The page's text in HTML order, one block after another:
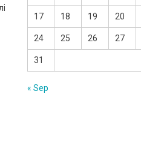
17 18 19 20
24 25 26 27
31
« Sep